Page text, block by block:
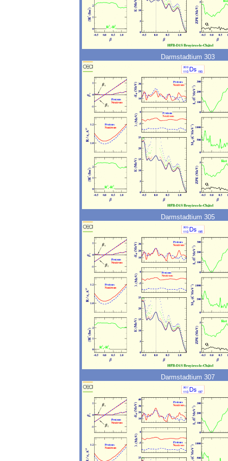
Darmstadtium 303
Darmstadtium 305
Darmstadtium 307